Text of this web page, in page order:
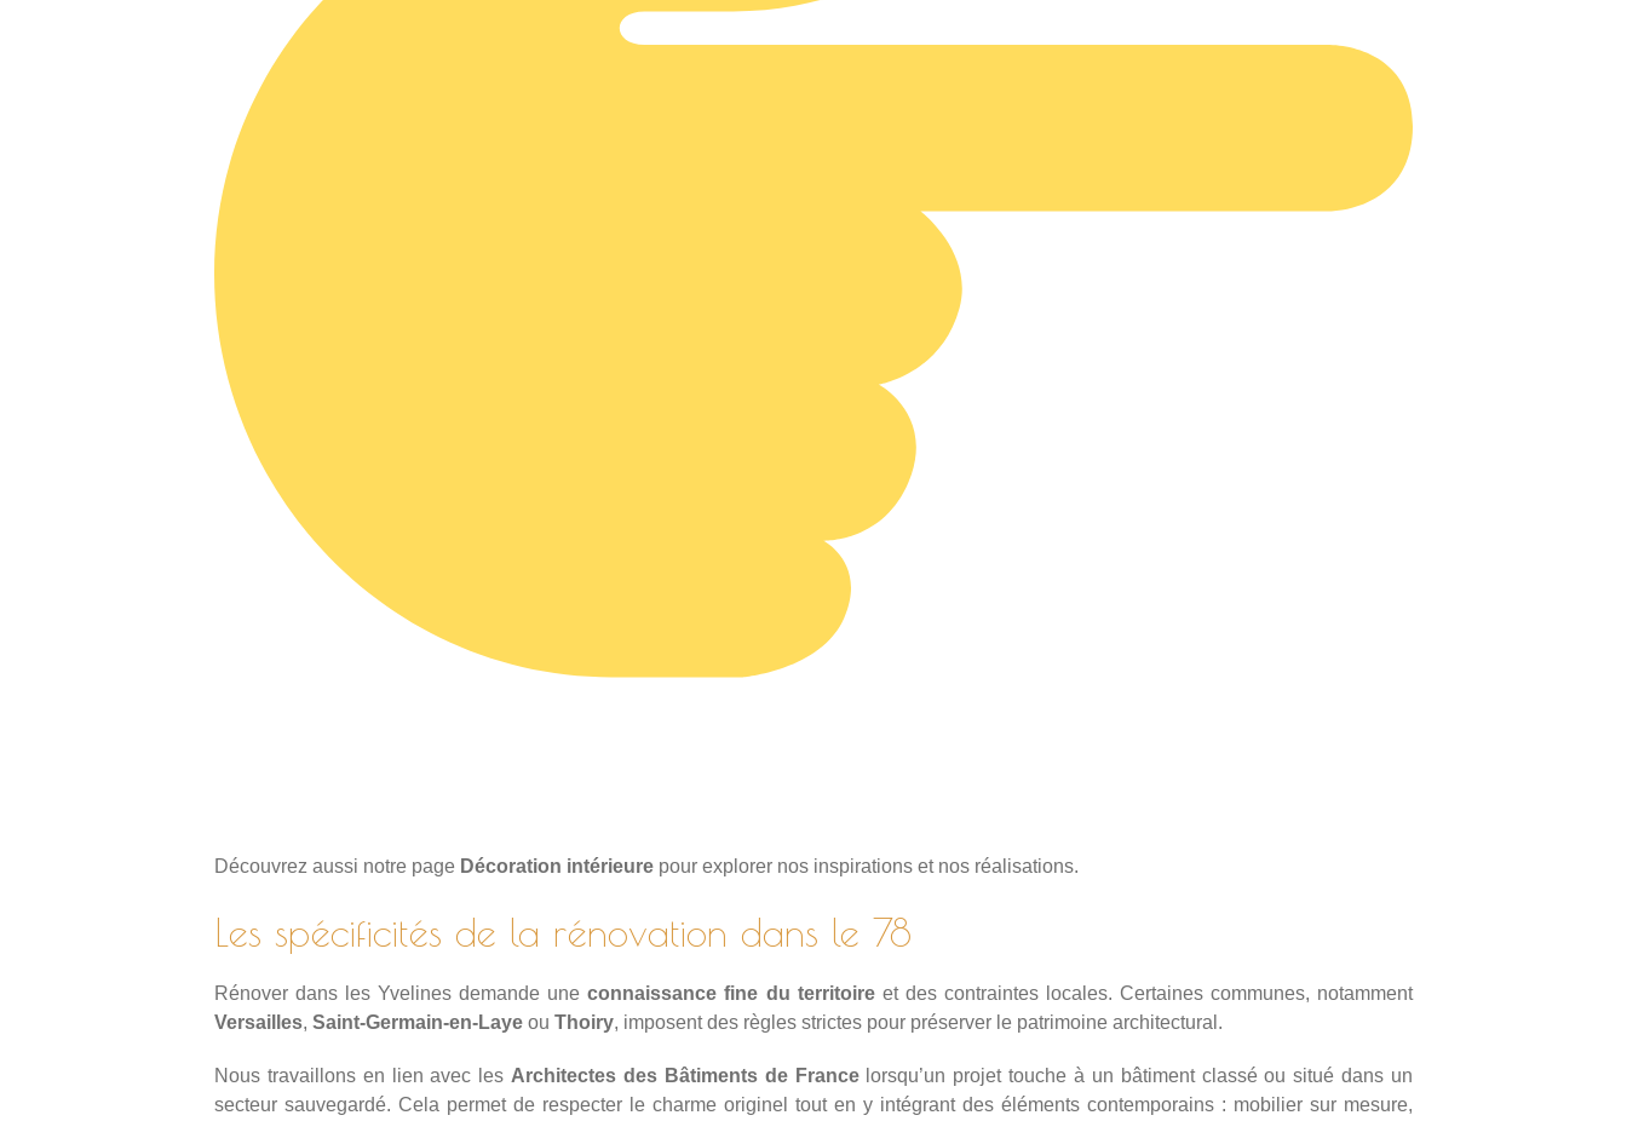
Découvrez aussi notre page Décoration intérieure pour explorer nos inspirations et nos réalisations.
Les spécificités de la rénovation dans le 78
Rénover dans les Yvelines demande uneconnaissance fine du territoireet des contraintes locales. Certaines communes, notamment
Versailles, Saint-Germain-en-Laye ou Thoiry, imposent des règles strictes pour préserver le patrimoine architectural.
Nous travaillons en lien avec les Architectes des Bâtiments de Francelorsqu’un projet touche à un bâtiment classé ou situé dans un
secteur sauvegardé. Cela permet de respecter le charme originel tout en y intégrant des éléments contemporains : mobilier sur mesure,